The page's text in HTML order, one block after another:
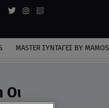
MASTER ΣΥΝΤΑΓΈΣ BY MAMOS
Οι